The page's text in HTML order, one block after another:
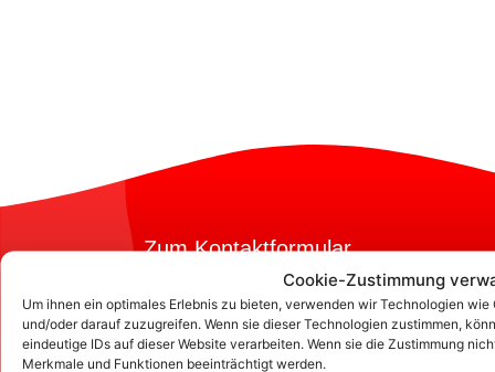
Cookie-Zustimmung
Um ihnen ein optimales Erlebnis zu bieten, verwenden wir Technologien
und/oder darauf zuzugreifen. Wenn sie dieser Technologien zustimmen,
eindeutige IDs auf dieser Website verarbeiten. Wenn sie die Zustimmung
Merkmale und Funktionen beeinträchtigt werden.
Zum Kontaktformular
Kontakt